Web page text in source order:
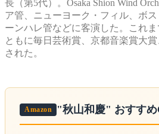
長（第5代）。Osaka Shion Wind
ア管、ニューヨーク・フィル、ボ
ーンハレ管などに客演した。これ
ともに毎日芸術賞、京都音楽賞大
された。
Amazon "秋山和慶" おすす